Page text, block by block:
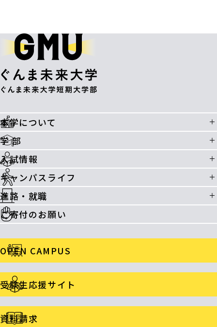
本学について
学 部
入試情報
キャンパスライフ
進路・就職
ご寄付のお願い
OPEN CAMPUS
受験生応援サイト
資料請求